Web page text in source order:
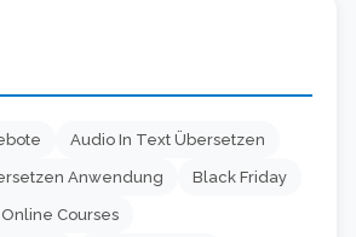
Audio In Text Übersetzen
Anwendung Black Friday
Courses